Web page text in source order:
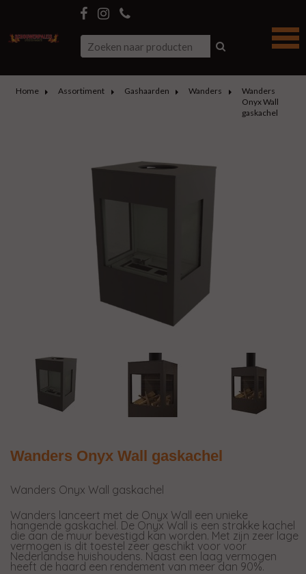
Home Assortiment Gashaarden Wanders
Wanders
Onyx Wall
gaskachel
Wanders Onyx Wall gaskachel
Wanders Onyx Wall gaskachel
Wanders lanceert met de Onyx Wall een unieke
hangende gaskachel. De Onyx Wall is een strakke kachel
die aan de muur bevestigd kan worden. Met zijn zeer lage
vermogen is dit toestel zeer geschikt voor voor
Nederlandse huishoudens. Naast een laag vermogen
heeft de haard een rendement van meer dan 90%.